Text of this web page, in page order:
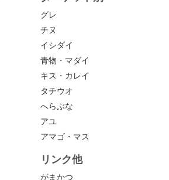
グレ
チヌ
イシダイ
青物・マダイ
キス・カレイ
タチウオ
へらぶな
アユ
アマゴ・マス
リンク他
がまかつ